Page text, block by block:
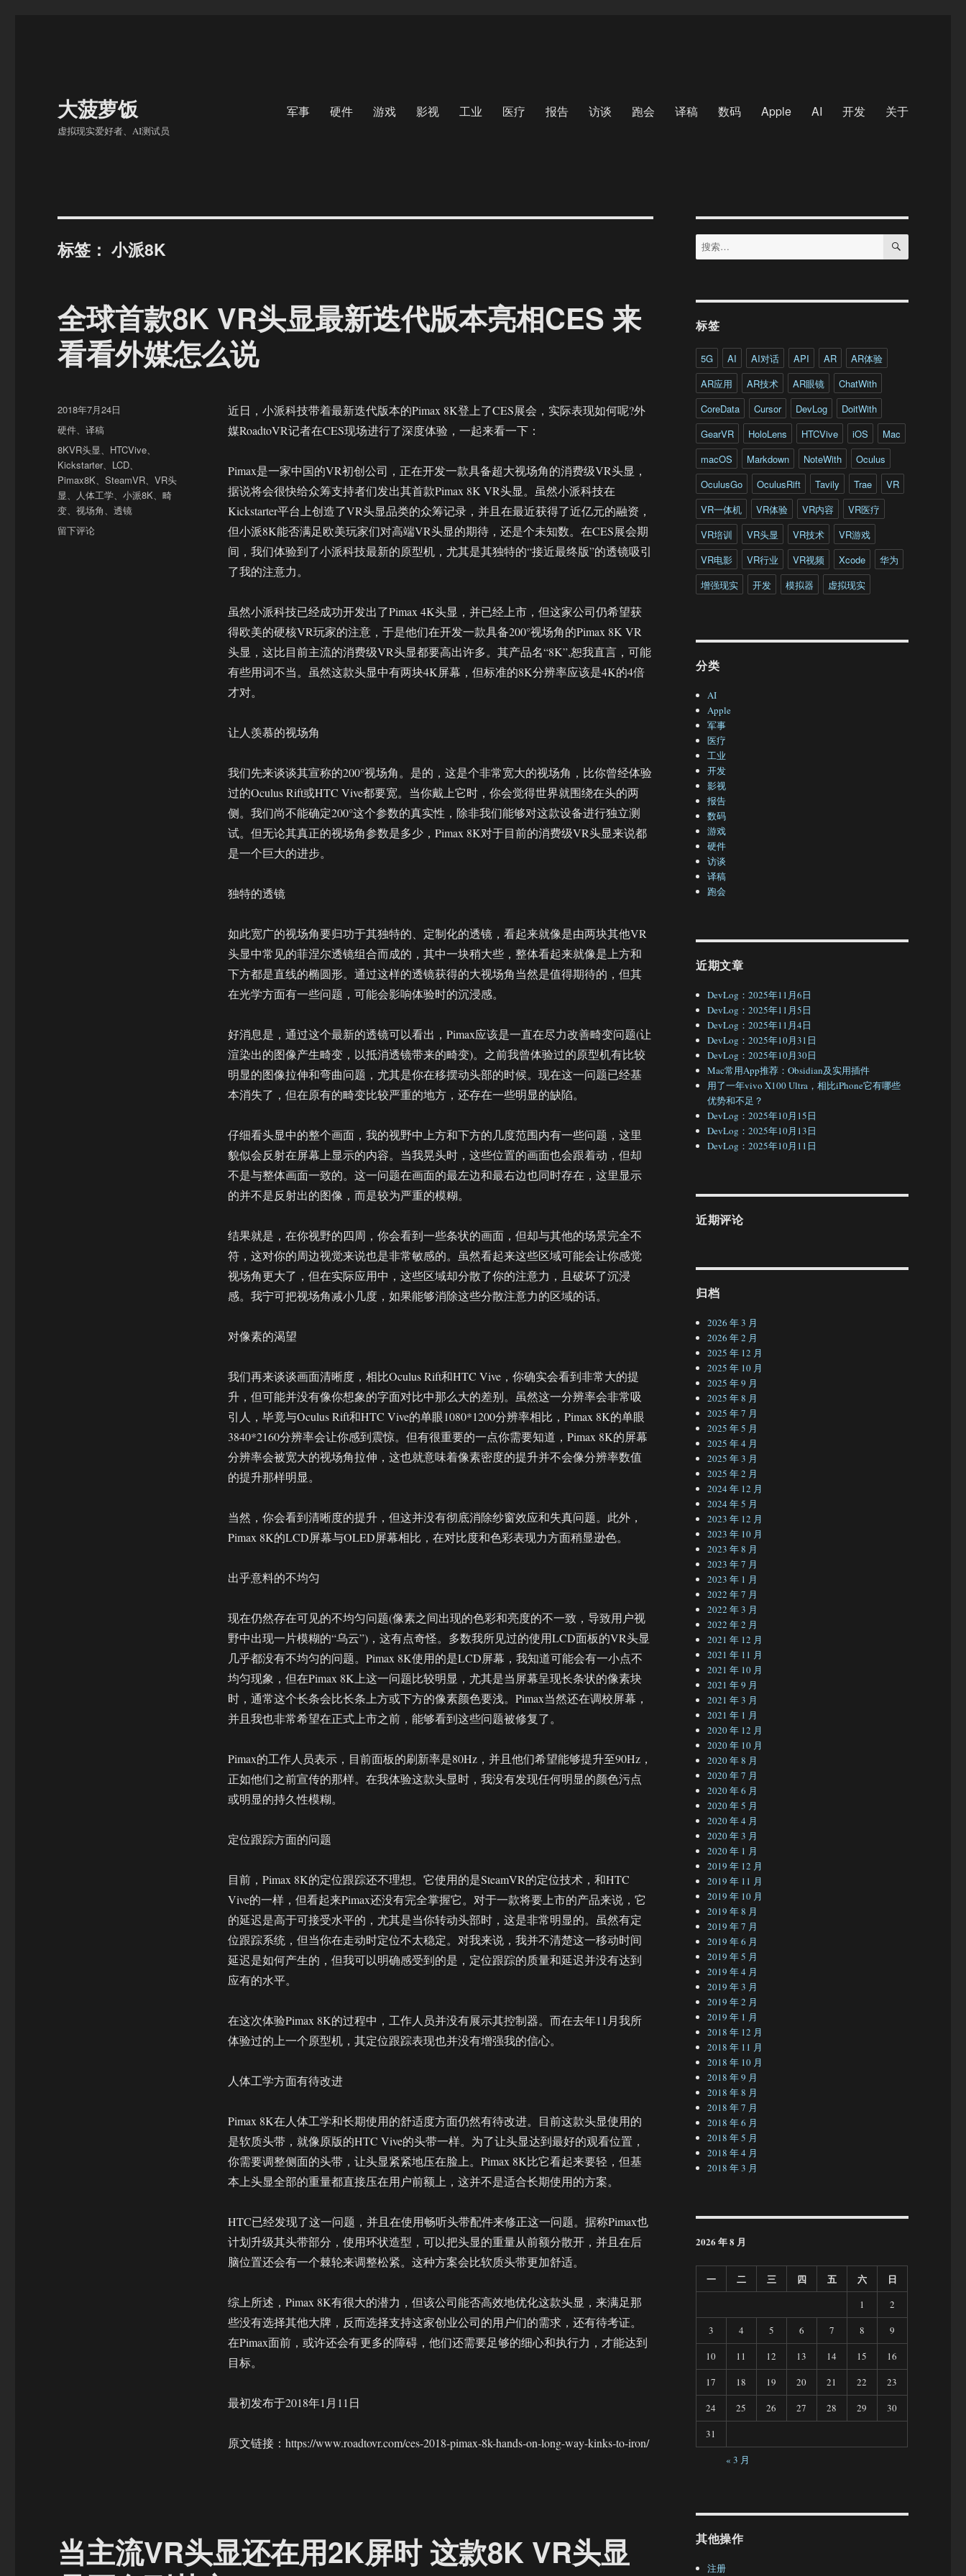
大菠萝饭
虚拟现实爱好者、AI测试员
军事 硬件 游戏 影视 工业 医疗 报告 访谈 跑会 译稿 数码 Apple AI 开发 关于
标签：小派8K
全球首款8K VR头显最新迭代版本亮相CES 来
看看外媒怎么说
近日，小派科技带着最新迭代版本的Pimax 8K登上了CES展会，实际表现如何呢?外
媒RoadtoVR记者在CES现场进行了深度体验，一起来看一下：
Pimax是一家中国的VR初创公司，正在开发一款具备超大视场角的消费级VR头显，
据说将会很快给众筹支持者们发出其首款Pimax 8K VR头显。虽然小派科技在
Kickstarter平台上创造了VR头显品类的众筹记录，并且在最近获得了近亿元的融资，
但小派8K能否满足欧美玩家们对高端VR头显的期待，还是个未知数。在CES展会期
间，我们体验到了小派科技最新的原型机，尤其是其独特的“接近最终版”的透镜吸引
了我的注意力。
虽然小派科技已经成功开发出了Pimax 4K头显，并已经上市，但这家公司仍希望获
得欧美的硬核VR玩家的注意，于是他们在开发一款具备200°视场角的Pimax 8K VR
头显，这比目前主流的消费级VR头显都要高出许多。其产品名“8K”,恕我直言，可能
有些用词不当。虽然这款头显中有两块4K屏幕，但标准的8K分辨率应该是4K的4倍
才对。
让人羡慕的视场角
我们先来谈谈其宣称的200°视场角。是的，这是个非常宽大的视场角，比你曾经体验
过的Oculus Rift或HTC Vive都要宽。当你戴上它时，你会觉得世界就围绕在头的两
侧。我们尚不能确定200°这个参数的真实性，除非我们能够对这款设备进行独立测
试。但无论其真正的视场角参数是多少，Pimax 8K对于目前的消费级VR头显来说都
是一个巨大的进步。
独特的透镜
如此宽广的视场角要归功于其独特的、定制化的透镜，看起来就像是由两块其他VR
头显中常见的菲涅尔透镜组合而成的，其中一块稍大些，整体看起来就像是上方和
下方都是直线的椭圆形。通过这样的透镜获得的大视场角当然是值得期待的，但其
在光学方面有一些问题，可能会影响体验时的沉浸感。
好消息是，通过这个最新的透镜可以看出，Pimax应该是一直在尽力改善畸变问题(让
渲染出的图像产生畸变，以抵消透镜带来的畸变)。之前我曾体验过的原型机有比较
明显的图像拉伸和弯曲问题，尤其是你在移摆动头部的时候。现在这一问题已经基
本消失了，但在原有的畸变比较严重的地方，还存在一些明显的缺陷。
仔细看头显中的整个画面，我的视野中上方和下方的几度范围内有一些问题，这里
貌似会反射在屏幕上显示的内容。当我晃头时，这些位置的画面也会跟着动，但却
不是与整体画面一致的。这一问题在画面的最左边和最右边也同时存在，这里显示
的并不是反射出的图像，而是较为严重的模糊。
结果就是，在你视野的四周，你会看到一些条状的画面，但却与其他的场景完全不
符，这对你的周边视觉来说也是非常敏感的。虽然看起来这些区域可能会让你感觉
视场角更大了，但在实际应用中，这些区域却分散了你的注意力，且破坏了沉浸
感。我宁可把视场角减小几度，如果能够消除这些分散注意力的区域的话。
对像素的渴望
我们再来谈谈画面清晰度，相比Oculus Rift和HTC Vive，你确实会看到非常大的提
升，但可能并没有像你想象的字面对比中那么大的差别。虽然这一分辨率会非常吸
引人，毕竟与Oculus Rift和HTC Vive的单眼1080*1200分辨率相比，Pimax 8K的单眼
3840*2160分辨率会让你感到震惊。但有很重要的一点你需要知道，Pimax 8K的屏幕
分辨率会被宽大的视场角拉伸，这也就意味着像素密度的提升并不会像分辨率数值
的提升那样明显。
当然，你会看到清晰度的提升，但这并没有彻底消除纱窗效应和失真问题。此外，
Pimax 8K的LCD屏幕与OLED屏幕相比，在对比度和色彩表现力方面稍显逊色。
出乎意料的不均匀
现在仍然存在可见的不均匀问题(像素之间出现的色彩和亮度的不一致，导致用户视
野中出现一片模糊的“乌云”)，这有点奇怪。多数我所见过的使用LCD面板的VR头显
几乎都没有不均匀的问题。Pimax 8K使用的是LCD屏幕，我知道可能会有一小点不
均匀现象，但在Pimax 8K上这一问题比较明显，尤其是当屏幕呈现长条状的像素块
时，通常这个长条会比长条上方或下方的像素颜色要浅。Pimax当然还在调校屏幕，
并且我也非常希望在正式上市之前，能够看到这些问题被修复了。
Pimax的工作人员表示，目前面板的刷新率是80Hz，并且他们希望能够提升至90Hz，
正如他们之前宣传的那样。在我体验这款头显时，我没有发现任何明显的颜色污点
或明显的持久性模糊。
定位跟踪方面的问题
目前，Pimax 8K的定位跟踪还不理想。它使用的是SteamVR的定位技术，和HTC
Vive的一样，但看起来Pimax还没有完全掌握它。对于一款将要上市的产品来说，它
的延迟是高于可接受水平的，尤其是当你转动头部时，这是非常明显的。虽然有定
位跟踪系统，但当你在走动时定位不太稳定。对我来说，我并不清楚这一移动时间
延迟是如何产生的，但我可以明确感受到的是，定位跟踪的质量和延迟并没有达到
应有的水平。
在这次体验Pimax 8K的过程中，工作人员并没有展示其控制器。而在去年11月我所
体验过的上一个原型机，其定位跟踪表现也并没有增强我的信心。
人体工学方面有待改进
Pimax 8K在人体工学和长期使用的舒适度方面仍然有待改进。目前这款头显使用的
是软质头带，就像原版的HTC Vive的头带一样。为了让头显达到最好的观看位置，
你需要调整侧面的头带，让头显紧紧地压在脸上。Pimax 8K比它看起来要轻，但基
本上头显全部的重量都直接压在用户前额上，这并不是适合长期使用的方案。
HTC已经发现了这一问题，并且在使用畅听头带配件来修正这一问题。据称Pimax也
计划升级其头带部分，使用环状造型，可以把头显的重量从前额分散开，并且在后
脑位置还会有一个棘轮来调整松紧。这种方案会比软质头带更加舒适。
综上所述，Pimax 8K有很大的潜力，但该公司能否高效地优化这款头显，来满足那
些没有选择其他大牌，反而选择支持这家创业公司的用户们的需求，还有待考证。
在Pimax面前，或许还会有更多的障碍，他们还需要足够的细心和执行力，才能达到
目标。
最初发布于2018年1月11日
原文链接：https://www.roadtovr.com/ces-2018-pimax-8k-hands-on-long-way-kinks-to-iron/
发
布
于
2018年7月24日
分
类
硬件、译稿
标
签
8KVR头显、 HTCVive、
Kickstarter、 LCD、
Pimax8K、SteamVR、VR头
显、 人体工学、小派8K、畸
变、视场角、透镜
于
留下评论
当主流VR头显还在用2K屏时 这款8K VR头显
搜
索：
搜
标签
5G AI AI对话 API AR
AR体验
AR应用
AR技术 AR眼镜
ChatWith
CoreData
Cursor DevLog
DoitWith
GearVR
HoloLens HTCVive iOS
Mac
macOS
Markdown NoteWith
Oculus
OculusGo
OculusRift Tavily Trae
VR
VR一体机
VR体验 VR内容
VR医疗
VR培训
VR头显 VR技术
VR游戏
VR电影
VR行业 VR视频 Xcode
华为
增强现实
开发 模拟器 虚拟现实
分类
AI
Apple
军事
医疗
工业
开发
影视
报告
数码
游戏
硬件
访谈
译稿
跑会
近期文章
DevLog：2025年11月6日
DevLog：2025年11月5日
DevLog：2025年11月4日
DevLog：2025年10月31日
DevLog：2025年10月30日
Mac常用App推荐：Obsidian及实用插件
用了一年vivo X100 Ultra，相比iPhone它有哪些
优势和不足？
DevLog：2025年10月15日
DevLog：2025年10月13日
DevLog：2025年10月11日
近期评论
归档
2026 年 3 月
2026 年 2 月
2025 年 12 月
2025 年 10 月
2025 年 9 月
2025 年 8 月
2025 年 7 月
2025 年 5 月
2025 年 4 月
2025 年 3 月
2025 年 2 月
2024 年 12 月
2024 年 5 月
2023 年 12 月
2023 年 10 月
2023 年 8 月
2023 年 7 月
2023 年 1 月
2022 年 7 月
2022 年 3 月
2022 年 2 月
2021 年 12 月
2021 年 11 月
2021 年 10 月
2021 年 9 月
2021 年 3 月
2021 年 1 月
2020 年 12 月
2020 年 10 月
2020 年 8 月
2020 年 7 月
2020 年 6 月
2020 年 5 月
2020 年 4 月
2020 年 3 月
2020 年 1 月
2019 年 12 月
2019 年 11 月
2019 年 10 月
2019 年 8 月
2019 年 7 月
2019 年 6 月
2019 年 5 月
2019 年 4 月
2019 年 3 月
2019 年 2 月
2019 年 1 月
2018 年 12 月
2018 年 11 月
2018 年 10 月
2018 年 9 月
2018 年 8 月
2018 年 7 月
2018 年 6 月
2018 年 5 月
2018 年 4 月
2018 年 3 月
2026 年 8 月
一 二 三 四 五 六 日
1
2
3
4 5 6 7 8
9
10
11 12 13 14 15
16
17
18 19 20 21 22
23
24
25 26 27 28 29
30
31
« 3 月
其他操作
注册